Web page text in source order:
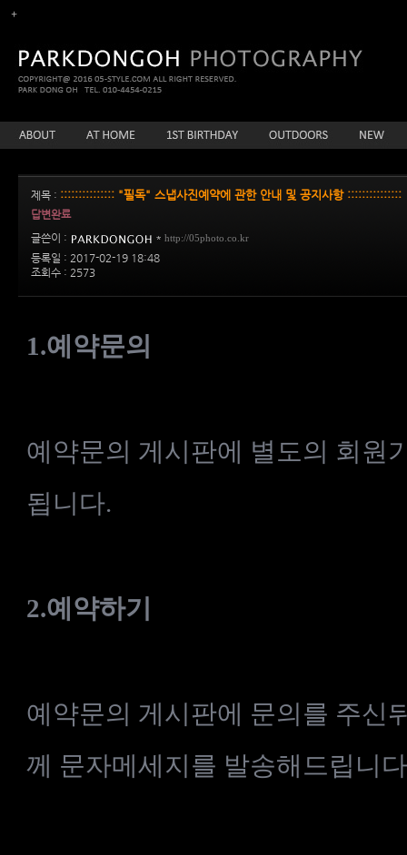
제목 : ::::::::::::::: "필독" 스냅사진예약에 관한 안내 및 공지사항 :::::::::::::::
답변완료
글쓴이 :
* http://05photo.co.kr
등록일 : 2017-02-19 18:48
조회수 : 2573
1.예약문의
예약문의 게시판에 별도의 회원
됩니다.
2.예약하기
예약문의 게시판에 문의를 주신
께 문자메세지를 발송해드립니다